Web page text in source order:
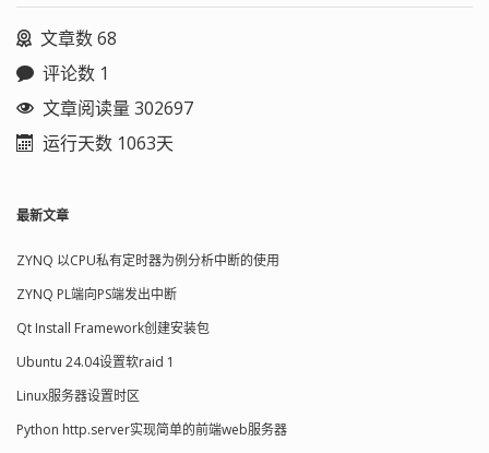
文章数 68
评论数 1
文章阅读量 302697
运行天数 1063天
最新文章
ZYNQ 以CPU私有定时器为例分析中断的使用
ZYNQ PL端向PS端发出中断
Qt Install Framework创建安装包
Ubuntu 24.04设置软raid 1
Linux服务器设置时区
Python http.server实现简单的前端web服务器